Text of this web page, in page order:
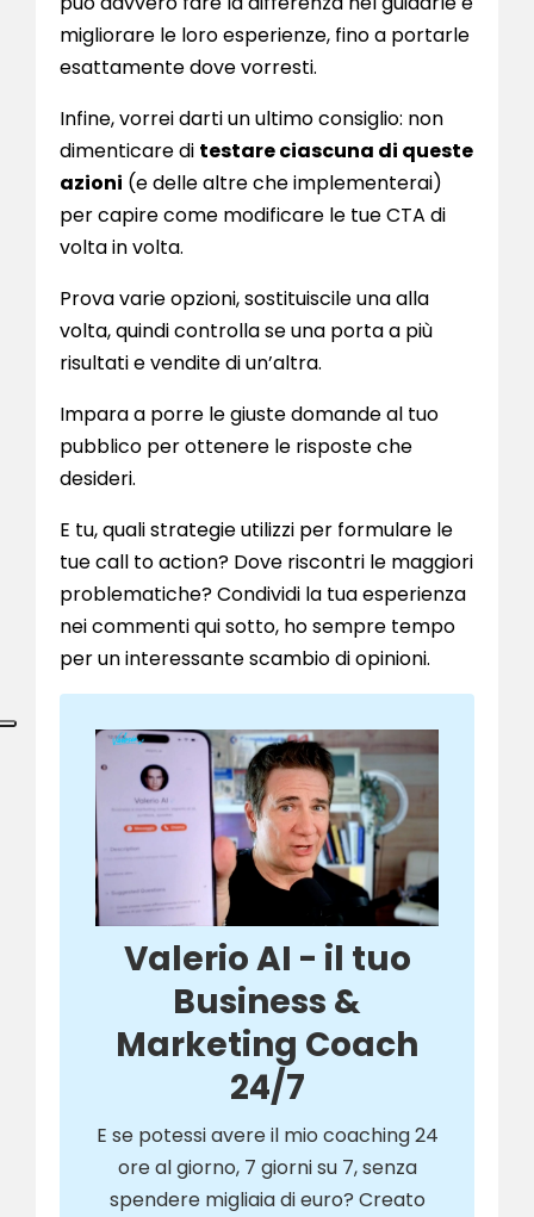
migliorare le loro esperienze, fino a portarle
esattamente dove vorresti.
Infine, vorrei darti un ultimo consiglio: non
dimenticare di testare ciascuna di queste
azioni (e delle altre che implementerai)
per capire come modificare le tue CTA di
volta in volta.
Prova varie opzioni, sostituiscile una alla
volta, quindi controlla se una porta a più
risultati e vendite di un’altra.
Impara a porre le giuste domande al tuo
pubblico per ottenere le risposte che
desideri.
E tu, quali strategie utilizzi per formulare le
tue call to action? Dove riscontri le maggiori
problematiche? Condividi la tua esperienza
nei commenti qui sotto, ho sempre tempo
per un interessante scambio di opinioni.
Valerio AI - il tuo
Business &
Marketing Coach
24/7
E se potessi avere il mio coaching 24
ore al giorno, 7 giorni su 7, senza
spendere migliaia di euro? Creato